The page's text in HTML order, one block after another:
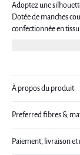
Adoptez une
Dotée de manches
confectionnée en tissu
À propos du produit
Preferred fibres &
Paiement, livraison